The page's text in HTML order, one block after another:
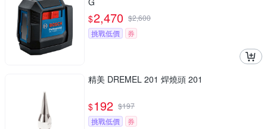
$2,470 $2,600
挑戰低價
券
精美 DREMEL 201 焊燒頭 201
$192 $197
挑戰低價
券